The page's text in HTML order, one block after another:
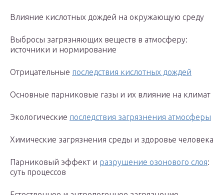
Влияние кислотных дождей на окружающую среду
Выбросы загрязняющих веществ в атмосферу:
источники и нормирование
Отрицательные последствия кислотных дождей
Основные парниковые газы и их влияние на климат
Экологические последствия загрязнения атмосферы
Химические загрязнения среды и здоровье человека
Парниковый эффект и разрушение озонового слоя:
суть процессов